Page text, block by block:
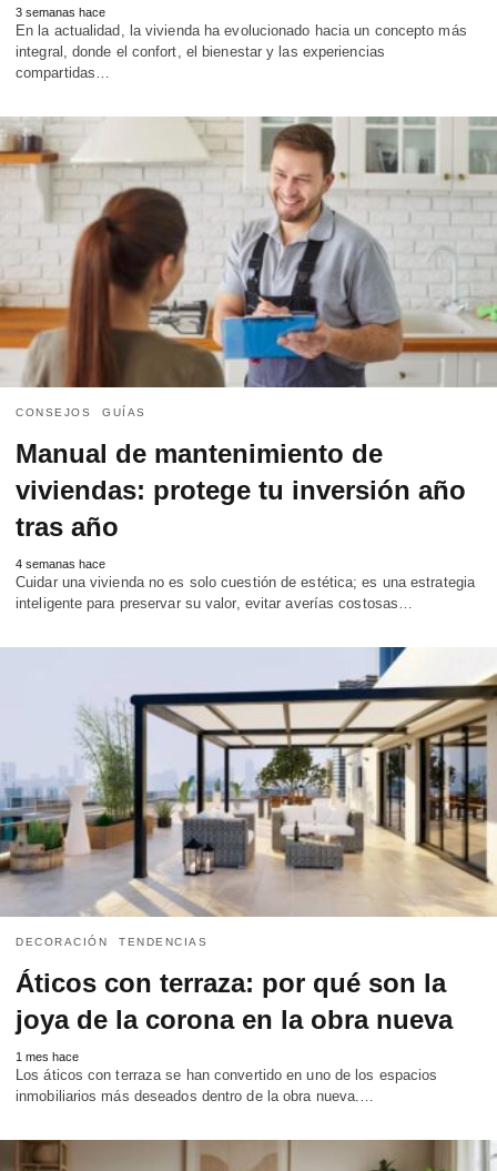
3 semanas hace
En la actualidad, la vivienda ha evolucionado hacia un concepto más
integral, donde el confort, el bienestar y las experiencias
compartidas…
CONSEJOS GUÍAS
Manual de mantenimiento de
viviendas: protege tu inversión año
tras año
4 semanas hace
Cuidar una vivienda no es solo cuestión de estética; es una estrategia
inteligente para preservar su valor, evitar averías costosas…
DECORACIÓN TENDENCIAS
Áticos con terraza: por qué son la
joya de la corona en la obra nueva
1 mes hace
Los áticos con terraza se han convertido en uno de los espacios
inmobiliarios más deseados dentro de la obra nueva.…